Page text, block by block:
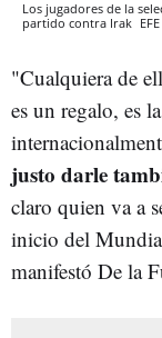
Los jugadores de la
partido contra Irak EFE
"Cualquiera de
es un regalo, es
justo darle
claro quien va a
inicio del
manifestó De la